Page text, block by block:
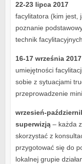
22-23 lipca
facylitatora (kim jest,
poznanie
technik facylitacyjnych
16-17 września
umiejętności
sobie z sytuacjami
przeprowadzenie
wrzesień-
superwizją – każda
skorzystać z
przygotować się do
lokalnej grupie